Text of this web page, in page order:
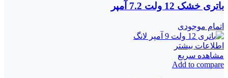
باتری خشک 12 ولت 7.2 آمپر
اتمام موجودی
اطلاعات بیشتر
مشاهده سریع
Add to compare